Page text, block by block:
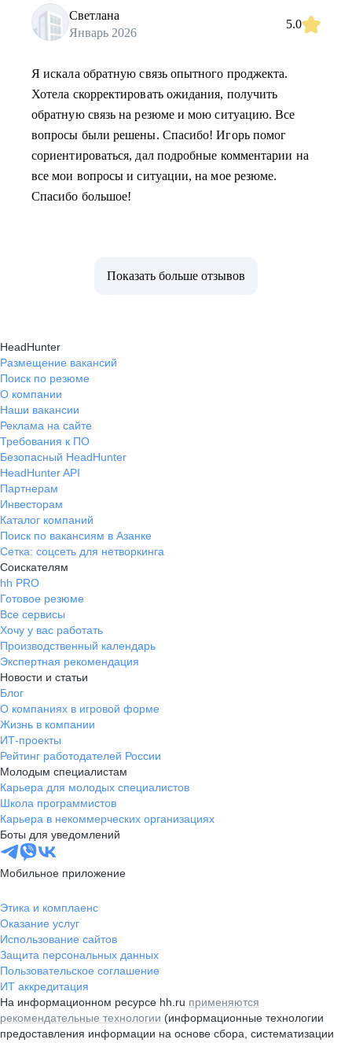
Светлана
Январь 2026
5.0
Я искала обратную связь опытного проджекта.
Хотела скорректировать ожидания, получить
обратную связь на резюме и мою ситуацию. Все
вопросы были решены. Спасибо! Игорь помог
сориентироваться, дал подробные комментарии на
все мои вопросы и ситуации, на мое резюме.
Спасибо большое!
Показать больше отзывов
HeadHunter
Размещение вакансий
Поиск по резюме
О компании
Наши вакансии
Реклама на сайте
Требования к ПО
Безопасный HeadHunter
HeadHunter API
Партнерам
Инвесторам
Каталог компаний
Поиск по вакансиям в Азанке
Сетка: соцсеть для нетворкинга
Соискателям
hh PRO
Готовое резюме
Все сервисы
Хочу у вас работать
Производственный календарь
Экспертная рекомендация
Новости и статьи
Блог
О компаниях в игровой форме
Жизнь в компании
ИТ-проекты
Рейтинг работодателей России
Молодым специалистам
Карьера для молодых специалистов
Школа программистов
Карьера в некоммерческих организациях
Боты для уведомлений
Мобильное приложение
Этика и комплаенс
Оказание услуг
Использование сайтов
Защита персональных данных
Пользовательское соглашение
ИТ аккредитация
На информационном ресурсе hh.ru применяются
рекомендательные технологии (информационные технологии
предоставления информации на основе сбора, систематизации